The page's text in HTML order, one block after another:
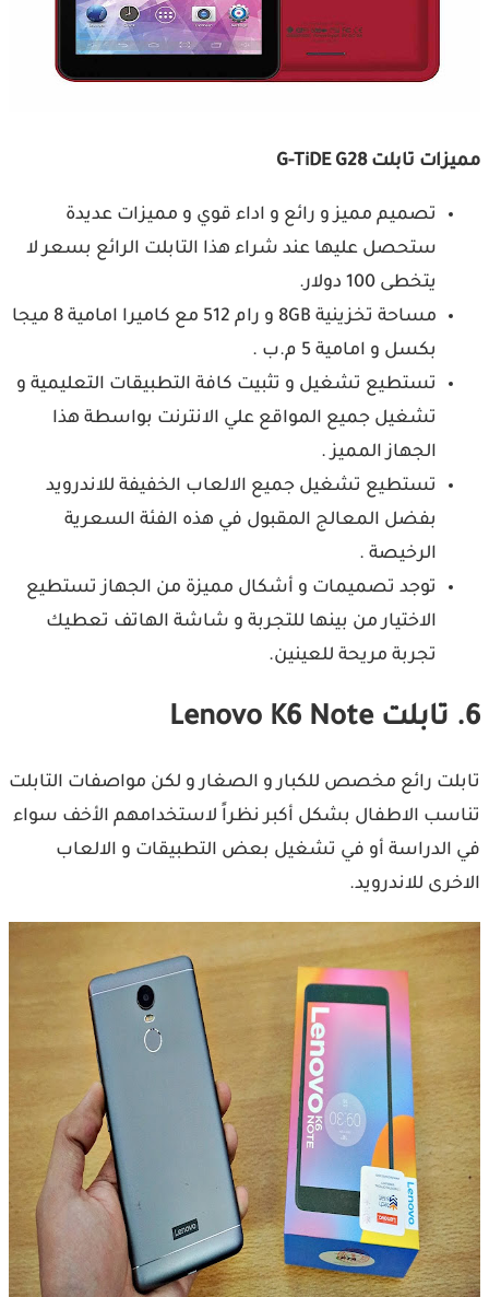
مميزات تابلت G-TiDE G28
تصميم مميز و رائع و اداء قوي و مميزات عديدة
ستحصل عليها عند شراء هذا التابلت الرائع بسعر لا
يتخطى 100 دولار.
مساحة تخزينية 8GB و رام 512 مع كاميرا امامية 8 ميجا
بكسل و امامية 5 م.ب .
تستطيع تشغيل و تثبيت كافة التطبيقات التعليمية و
تشغيل جميع المواقع علي الانترنت بواسطة هذا
الجهاز المميز .
تستطيع تشغيل جميع الالعاب الخفيفة للاندرويد
بفضل المعالج المقبول في هذه الفئة السعرية
الرخيصة .
توجد تصميمات و أشكال مميزة من الجهاز تستطيع
الاختيار من بينها للتجربة و شاشة الهاتف تعطيك
تجربة مريحة للعينين.
6. تابلت Lenovo K6 Note
تابلت رائع مخصص للكبار و الصغار و لكن مواصفات التابلت
تناسب الاطفال بشكل أكبر نظراً لاستخدامهم الأخف سواء
في الدراسة أو في تشغيل بعض التطبيقات و الالعاب
الاخرى للاندرويد.